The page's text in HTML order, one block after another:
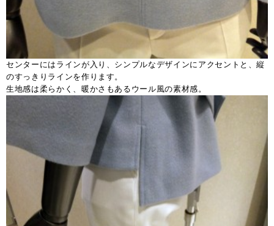
センターにはラインが入り、シンプルなデザインにアクセントと、縦
のすっきりラインを作ります。
生地感は柔らかく、暖かさもあるウール風の素材感。